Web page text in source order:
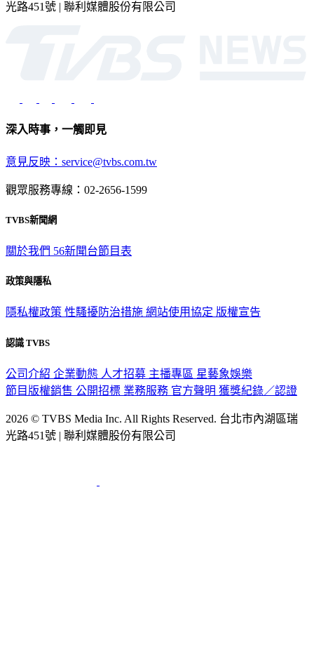
光路451號 | 聯利媒體股份有限公司
深入時事，一觸即見
意見反映：service@tvbs.com.tw
觀眾服務專線：02-2656-1599
TVBS新聞網
關於我們 56新聞台節目表
政策與隱私
隱私權政策 性騷擾防治措施 網站使用協定 版權宣告
認識 TVBS
公司介紹 企業動態 人才招募 主播專區 星藝象娛樂
節目版權銷售 公開招標 業務服務 官方聲明 獲獎紀錄／認證
2026 © TVBS Media Inc. All Rights Reserved. 台北市內湖區瑞
光路451號 | 聯利媒體股份有限公司